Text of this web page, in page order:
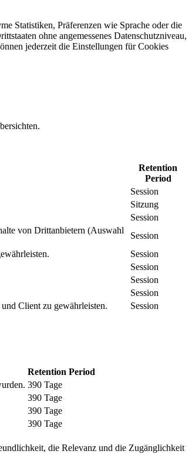
Statistiken, Präferenzen wie Sprache oder die
ohne angemessenes Daten­schutz­niveau,
jederzeit die Einstellungen für Cookies
Retention
Period
Session
Sitzung
Session
von Drittanbietern (Auswahl
Session
Session
Session
Session
Session
Client zu gewährleisten.
Session
Retention Period
390 Tage
390 Tage
390 Tage
390 Tage
die Relevanz und die Zugänglichkeit